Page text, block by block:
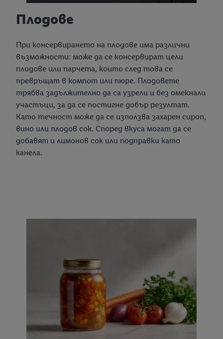
Плодове
При консервирането на плодове има различни
възможности: може да се консервират цели
плодове или парчета, които след това се
превръщат в компот или пюре. Плодовете
трябва задължително да са узрели и без омекнали
участъци, за да се постигне добър резултат.
Като течност може да се използва захарен сироп,
вино или плодов сок. Според вкуса могат да се
добавят и лимонов сок или подправки като
канела.